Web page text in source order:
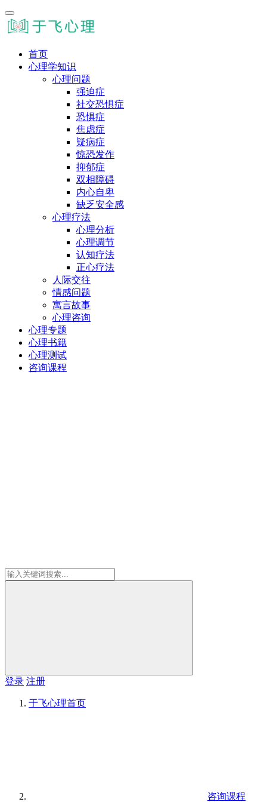
首页
心理学知识
心理问题
强迫症
社交恐惧症
恐惧症
焦虑症
疑病症
惊恐发作
抑郁症
双相障碍
内心自卑
缺乏安全感
心理疗法
心理分析
心理调节
认知疗法
正心疗法
人际交往
情感问题
寓言故事
心理咨询
心理专题
心理书籍
心理测试
咨询课程
登录 注册
于飞心理首页
咨询课程